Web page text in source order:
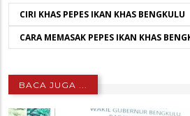
CIRI KHAS PEPES IKAN KHAS BENGKULU
CARA MEMASAK PEPES IKAN KHAS
BACA JUGA ...